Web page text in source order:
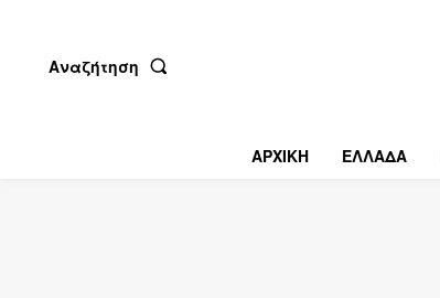
Αναζήτηση
ΑΡΧΙΚΗ ΕΛΛΑΔΑ